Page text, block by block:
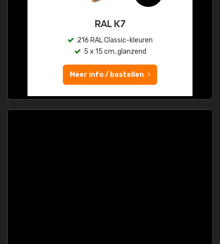
RAL K7
216 RAL Classic-kleuren
5 x 15 cm, glanzend
Meer info / bestellen